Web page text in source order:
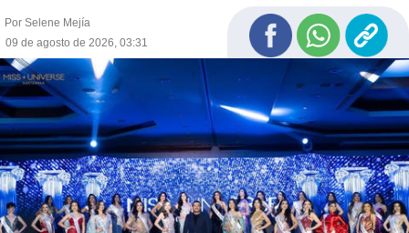
Por Selene Mejía
09 de agosto de 2026, 03:31